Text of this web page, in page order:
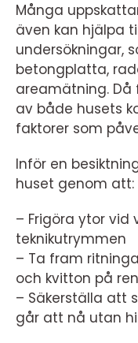
Många
även kan hjälpa
undersökningar,
betongplatta,
areamätning.
av både husets
faktorer som
Inför en
huset genom att:
– Frigöra ytor vid
teknikutrymmen
– Ta fram
och kvitton på
– Säkerställa att
går att nå utan